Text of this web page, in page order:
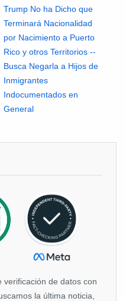
Trump No ha Dicho que
Terminará Nacionalidad
por Nacimiento a Puerto
Rico y otros Territorios --
Busca Negarla a Hijos de
Inmigrantes
Indocumentados en
General
verificación de datos con
la última noticia,